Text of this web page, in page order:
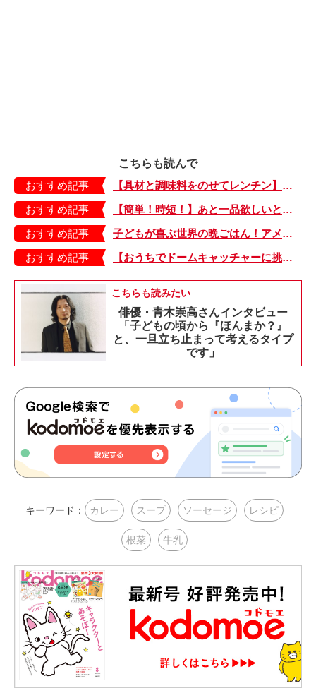
こちらも読んで
おすすめ記事
【具材と調味料をのせてレンチン】ケチャップ×バターの王道味！「うどんナポリタン」のできあがり♪
おすすめ記事
【簡単！時短！】あと一品欲しいときにおすすめの「卵とレタスの炒めもの」のレシピ
おすすめ記事
子どもが喜ぶ世界の晩ごはん！アメリカのフライドチキン＆フライドポテト
おすすめ記事
【おうちでドームキャッチャーに挑戦だ】アンパンマン わくわくドームキャッチャー
こちらも読みたい
俳優・青木崇高さんインタビュー
「子どもの頃から『ほんまか？』
と、一旦立ち止まって考えるタイプ
です」
キーワード： カレー スープ ソーセージ レシピ
根菜 牛乳